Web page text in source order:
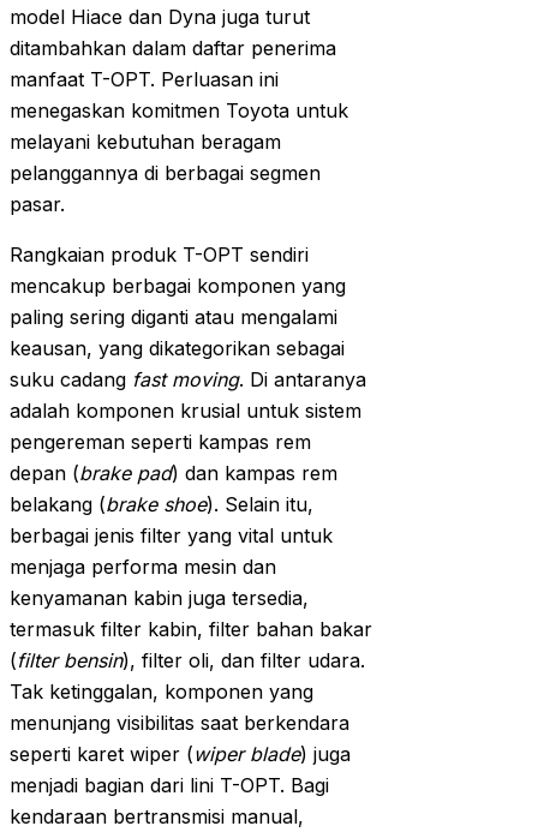
model Hiace dan Dyna juga turut
ditambahkan dalam daftar penerima
manfaat T-OPT. Perluasan ini
menegaskan komitmen Toyota untuk
melayani kebutuhan beragam
pelanggannya di berbagai segmen
pasar.
Rangkaian produk T-OPT sendiri
mencakup berbagai komponen yang
paling sering diganti atau mengalami
keausan, yang dikategorikan sebagai
suku cadang fast moving. Di antaranya
adalah komponen krusial untuk sistem
pengereman seperti kampas rem
depan (brake pad) dan kampas rem
belakang (brake shoe). Selain itu,
berbagai jenis filter yang vital untuk
menjaga performa mesin dan
kenyamanan kabin juga tersedia,
termasuk filter kabin, filter bahan bakar
(filter bensin), filter oli, dan filter udara.
Tak ketinggalan, komponen yang
menunjang visibilitas saat berkendara
seperti karet wiper (wiper blade) juga
menjadi bagian dari lini T-OPT. Bagi
kendaraan bertransmisi manual,